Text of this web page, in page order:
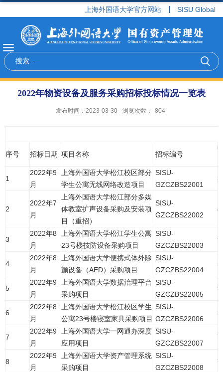
上海外国语大学官方网站 SISU Global
2022年物资设备及服务采购招标投标情况一览表
发布时间：2023-03-30 浏览次数： 804
序号 招标日期 项目名称 招标编号
1
2022年9
月
上海外国语大学松江校区部分
学生公寓无线网络改造项目
SISU-
GZCZBS22001
2
2022年7
月
上海外国语大学松江部分多媒
体教室扩声设备采购及安装项
目（重招）
SISU-
GZCZBS22002
3
2022年8
月
上海外国语大学松江学生公寓
23号楼技防设备采购项目
SISU-
GZCZBS22003
4
2022年8
月
上海外国语大学便携式体外除
颤设备（AED）采购项目
SISU-
GZCZBS22004
5
2022年9
月
上海外国语大学数据治理平台
采购项目
SISU-
GZCZBS22005
6
2022年8
月
上海外国语大学松江校区学生
公寓23号楼寝室家具采购项目
SISU-
GZCZBS22006
7
2022年9
月
上海外国语大学一网通办深度
应用项目
SISU-
GZCZBS22007
8
2022年9
月
上海外国语大学资产管理系统
采购项目
SISU-
GZCZBS22008